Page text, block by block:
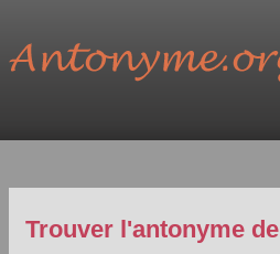
Trouver l'antonyme de